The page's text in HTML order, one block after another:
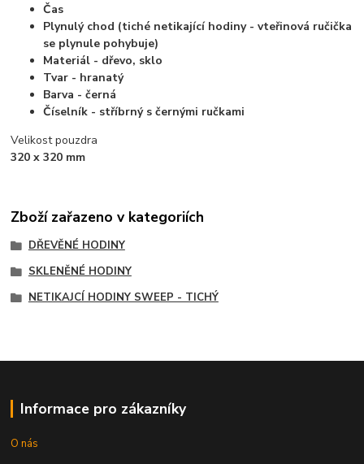
Čas
Plynulý chod (tiché netikající hodiny - vteřinová ručička
se plynule pohybuje)
Materiál - dřevo, sklo
Tvar - hranatý
Barva - černá
Číselník - stříbrný s černými ručkami
Velikost pouzdra
320 x 320 mm
Zboží zařazeno v kategoriích
DŘEVĚNÉ HODINY
SKLENĚNÉ HODINY
NETIKAJCÍ HODINY SWEEP - TICHÝ
Informace pro zákazníky
O nás